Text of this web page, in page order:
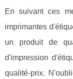
En suivant ces
imprimantes
un produit de
d'impression
qualité-prix.